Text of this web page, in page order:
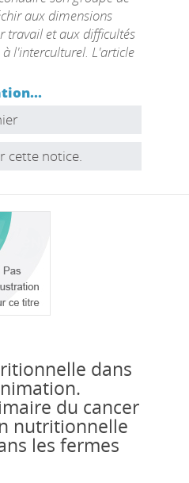
aux dimensions
travail et aux difficultés
l'interculturel. L'article
cette notice.
dans
du cancer
nutritionnelle
les fermes